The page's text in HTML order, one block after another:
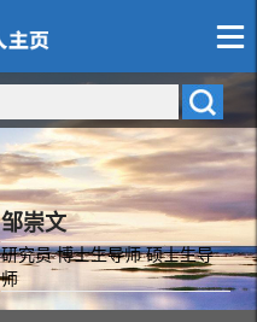
邹崇文
研究员 博士生导师 硕士生导
师